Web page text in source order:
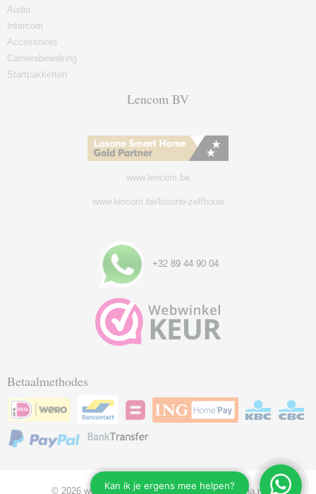
Audio
Intercom
Accessoires
Camerabewaking
Startpakketten
Lencom BV
www.lencom.be
www.lencom.be/loxone-zelfbouw
+32 89 44 90 04
Betaalmethodes
© 2026 www.lencom.eu - Powered by Shoppagina.nl